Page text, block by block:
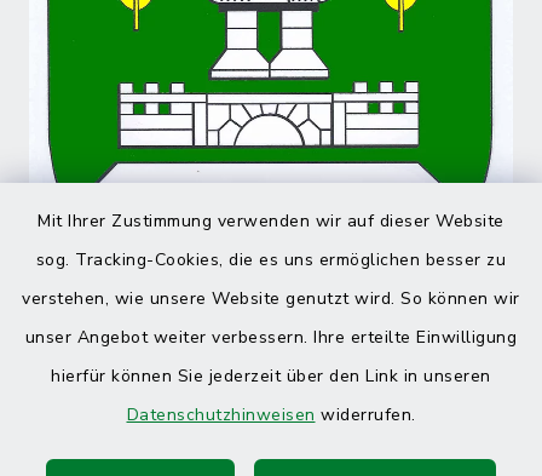
Mit Ihrer Zustimmung verwenden wir auf dieser Website
sog. Tracking-Cookies, die es uns ermöglichen besser zu
verstehen, wie unsere Website genutzt wird. So können wir
unser Angebot weiter verbessern. Ihre erteilte Einwilligung
hierfür können Sie jederzeit über den Link in unseren
Datenschutzhinweisen widerrufen.